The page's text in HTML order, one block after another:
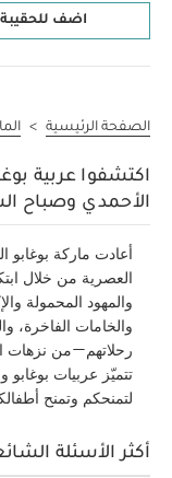
اضف للحقيبة
الصفحة الرئيسية >
اكتشفوا عربية
الأحمدي وصباح
أعادت ماركة بوغابو
العصرية من خلال
والمهود المحمولة
والخامات الفاخرة،
رحلاتهم—من نزهات
تتميّز عربيات بوغابو
لتمنحكم وتمنح
أكثر الأسئلة